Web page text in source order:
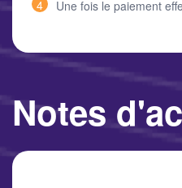
4 Une fois le paiement
Notes